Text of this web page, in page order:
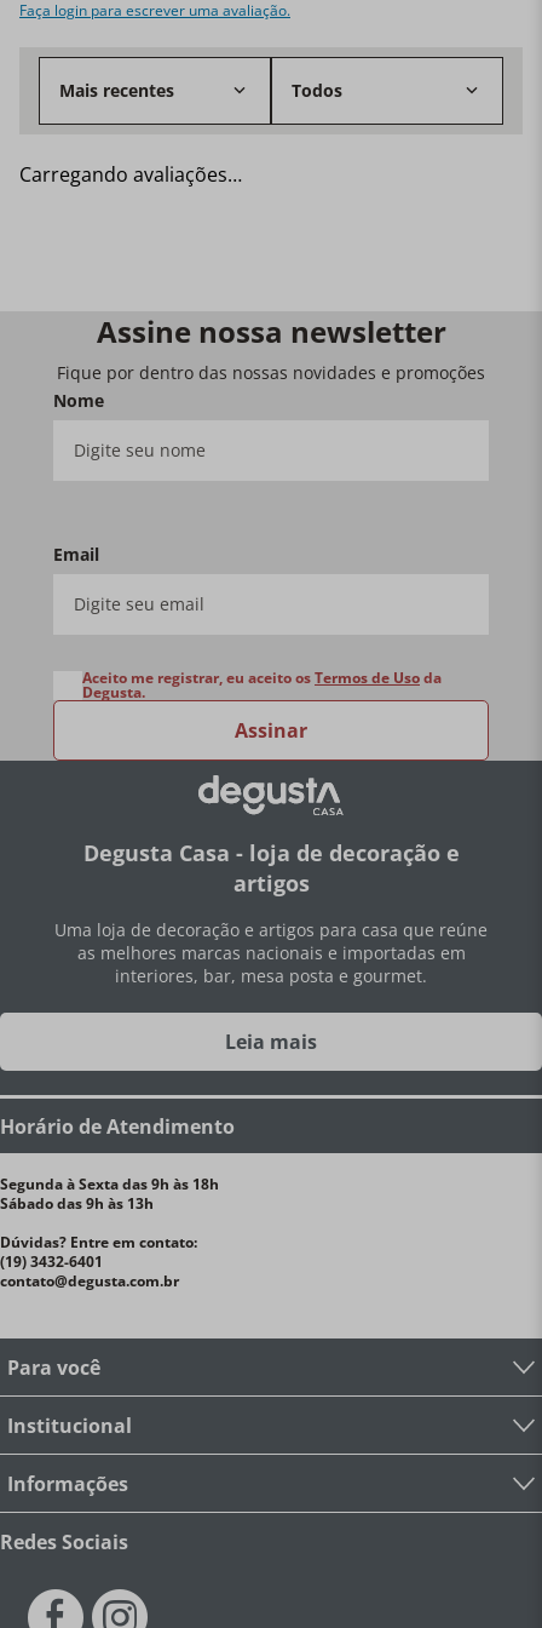
Faça login para escrever uma avaliação.
Mais recentes Todos
Carregando avaliações…
Assine nossa newsletter
Fique por dentro das nossas novidades e promoções
Nome
Email
Assinar
Aceito me registrar, eu aceito osTermos de Usoda
Degusta.
Degusta Casa - loja de decoração e
artigos
Uma loja de decoração e artigos para casa que reúne
as melhores marcas nacionais e importadas em
interiores, bar, mesa posta e gourmet.
Leia mais
Horário de Atendimento
Segunda à Sexta das 9h às 18h
Sábado das 9h às 13h
Dúvidas? Entre em contato:
(19) 3432-6401
contato@degusta.com.br
Para você
Institucional
Informações
Redes Sociais